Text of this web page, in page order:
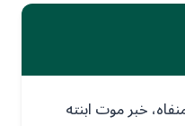
خبر موت ابنته